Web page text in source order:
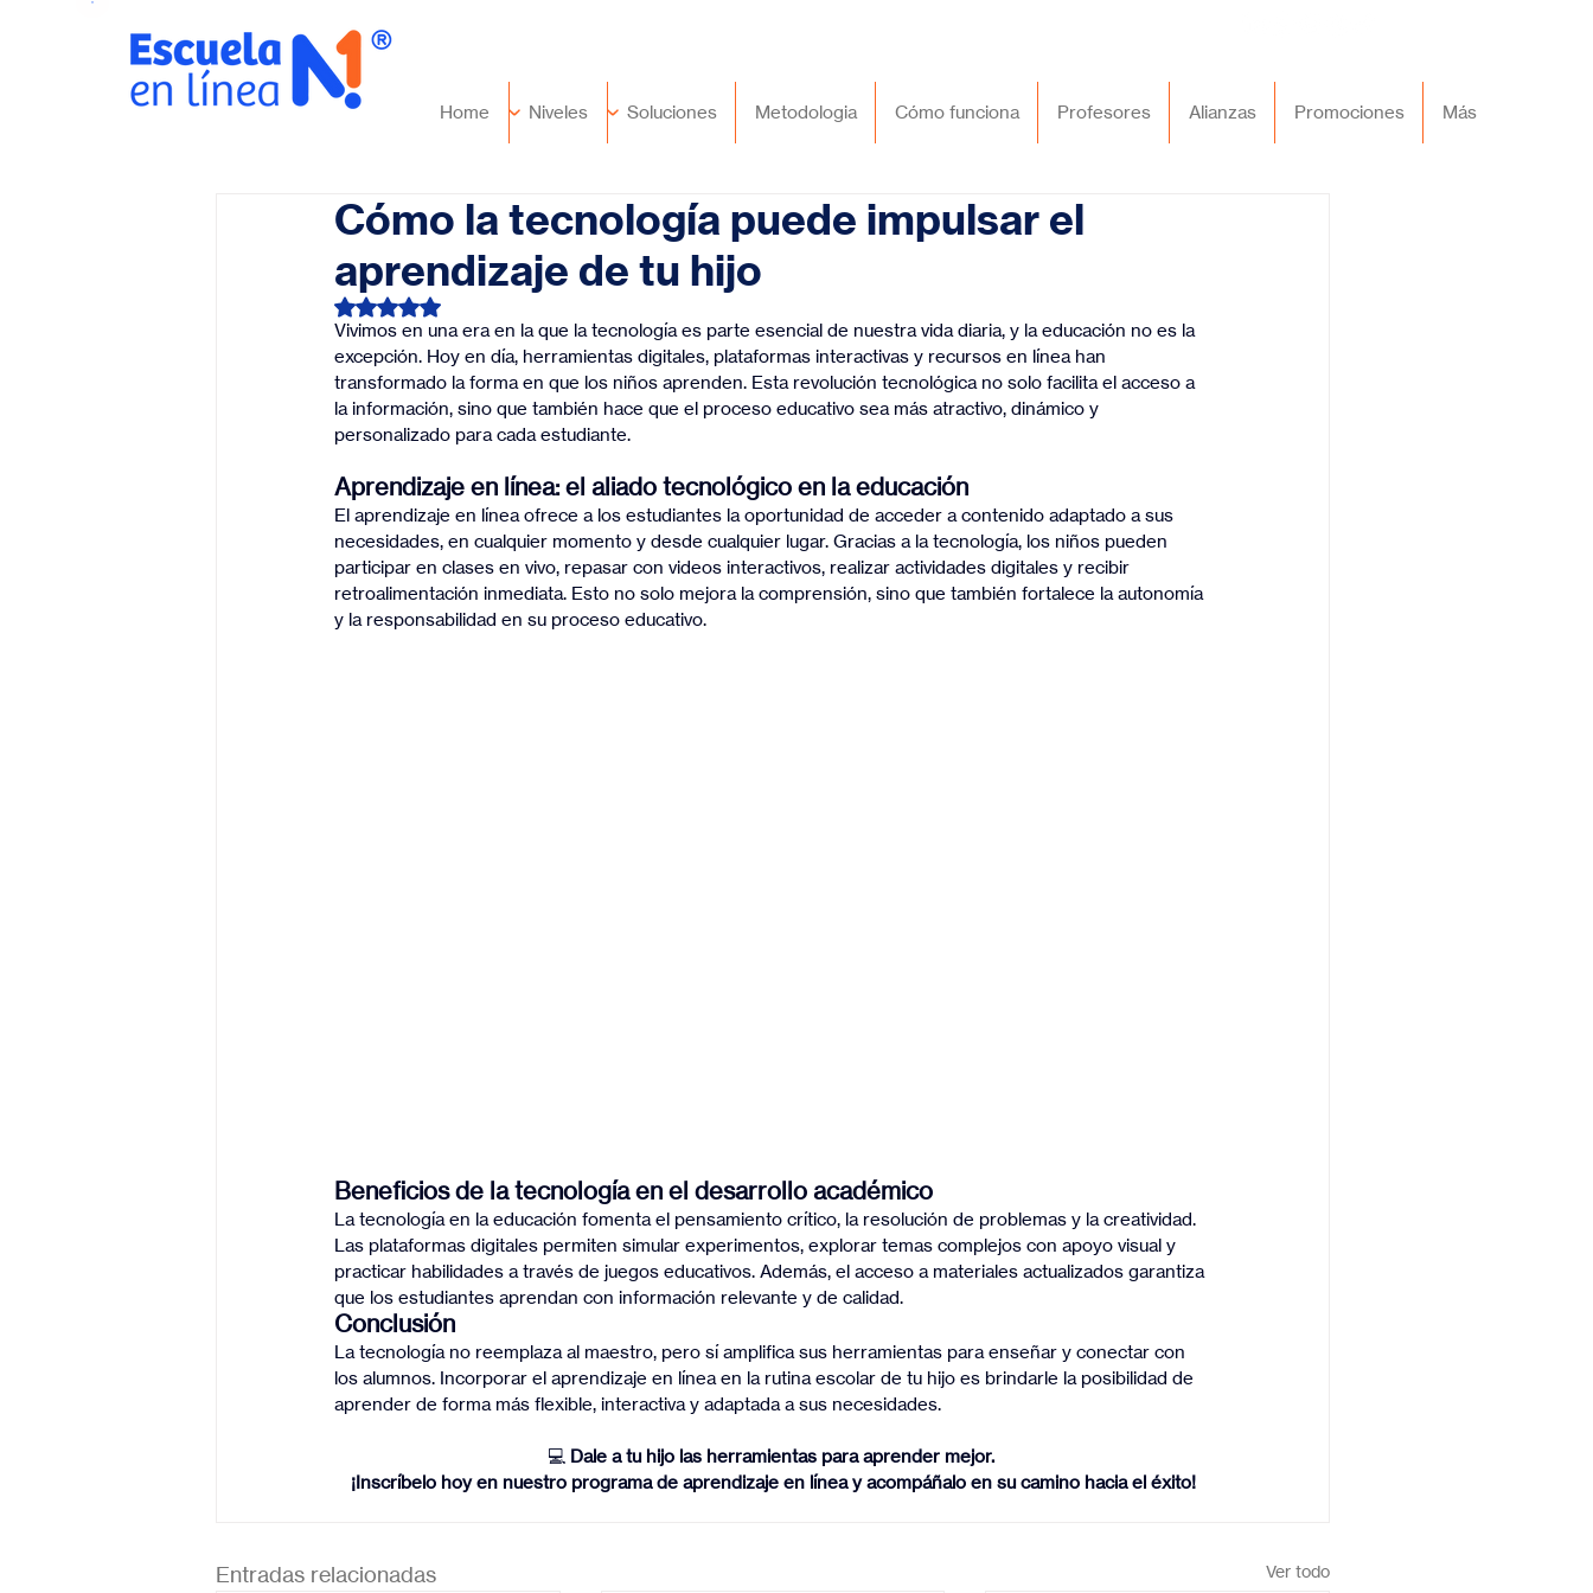
Home Niveles Soluciones Metodologia Cómo funciona Profesores Alianzas Promociones Más
Cómo la tecnología puede impulsar el
aprendizaje de tu hijo
Obtuvo NaN de 5 estrellas.
Vivimos en una era en la que la tecnología es parte esencial de nuestra vida diaria, y la educación no es la
excepción. Hoy en día, herramientas digitales, plataformas interactivas y recursos en línea han
transformado la forma en que los niños aprenden. Esta revolución tecnológica no solo facilita el acceso a
la información, sino que también hace que el proceso educativo sea más atractivo, dinámico y
personalizado para cada estudiante.
Aprendizaje en línea: el aliado tecnológico en la educación
El aprendizaje en línea ofrece a los estudiantes la oportunidad de acceder a contenido adaptado a sus
necesidades, en cualquier momento y desde cualquier lugar. Gracias a la tecnología, los niños pueden
participar en clases en vivo, repasar con videos interactivos, realizar actividades digitales y recibir
retroalimentación inmediata. Esto no solo mejora la comprensión, sino que también fortalece la autonomía
y la responsabilidad en su proceso educativo.
Beneficios de la tecnología en el desarrollo académico
La tecnología en la educación fomenta el pensamiento crítico, la resolución de problemas y la creatividad.
Las plataformas digitales permiten simular experimentos, explorar temas complejos con apoyo visual y
practicar habilidades a través de juegos educativos. Además, el acceso a materiales actualizados garantiza
que los estudiantes aprendan con información relevante y de calidad.
Conclusión
La tecnología no reemplaza al maestro, pero sí amplifica sus herramientas para enseñar y conectar con
los alumnos. Incorporar el aprendizaje en línea en la rutina escolar de tu hijo es brindarle la posibilidad de
aprender de forma más flexible, interactiva y adaptada a sus necesidades.
💻 Dale a tu hijo las herramientas para aprender mejor.
¡Inscríbelo hoy en nuestro programa de aprendizaje en línea y acompáñalo en su camino hacia el éxito!
Entradas relacionadas Ver todo